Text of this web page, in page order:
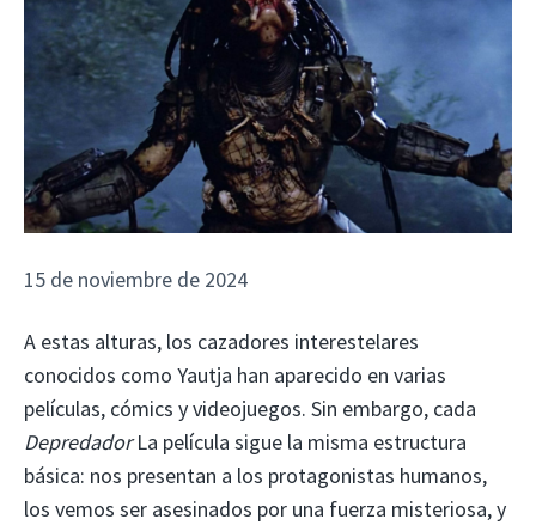
15 de noviembre de 2024
A estas alturas, los cazadores interestelares
conocidos como Yautja han aparecido en varias
películas, cómics y videojuegos. Sin embargo, cada
DepredadorLa película sigue la misma estructura
básica: nos presentan a los protagonistas humanos,
los vemos ser asesinados por una fuerza misteriosa, y